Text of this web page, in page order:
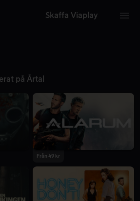
Skaffa Viaplay
på Årtal
2025
Från 49 kr